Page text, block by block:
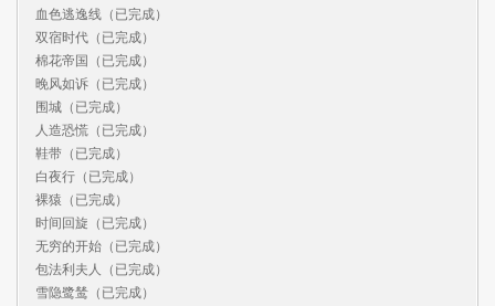
血色逃逸线（已完成）
双宿时代（已完成）
棉花帝国（已完成）
晚风如诉（已完成）
围城（已完成）
人造恐慌（已完成）
鞋带（已完成）
白夜行（已完成）
裸猿（已完成）
时间回旋（已完成）
无穷的开始（已完成）
包法利夫人（已完成）
雪隐鹭鸶（已完成）